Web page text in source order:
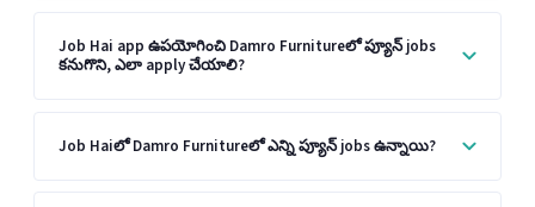
Job Hai app ఉపయోగించి Damro Furnitureలో ప్యూన్ jobs
కనుగొని, ఎలా apply చేయాలి?
Job Haiలో Damro Furnitureలో ఎన్ని ప్యూన్ jobs ఉన్నాయి?